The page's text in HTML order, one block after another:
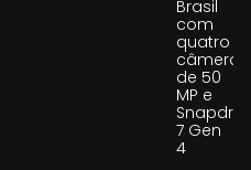
Brasil
com
quatro
câmeras
de 50
MP e
7 Gen
4